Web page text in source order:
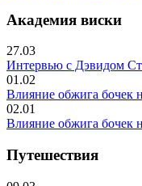
Академия виски
27.03
Интервью с Дэвидом
01.02
Влияние обжига бочек
02.01
Влияние обжига бочек
Путешествия